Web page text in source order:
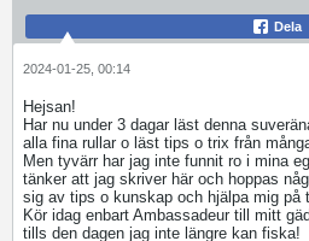
Dela
2024-01-25, 00:14
Hejsan!
Har nu under 3 dagar läst denna
alla fina rullar o läst tips o trix från
Men tyvärr har jag inte funnit ro i mina
tänker att jag skriver här och hoppas
sig av tips o kunskap och hjälpa mig på
Kör idag enbart Ambassadeur till mitt
tills den dagen jag inte längre kan fiska!